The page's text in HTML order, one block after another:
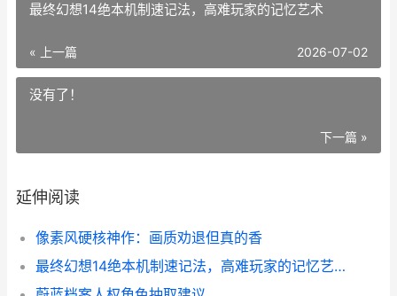
最终幻想14绝本机制速记法，高难玩家的记忆艺术
« 上一篇 2026-07-02
没有了！
下一篇 »
延伸阅读
像素风硬核神作：画质劝退但真的香
最终幻想14绝本机制速记法，高难玩家的记忆艺术